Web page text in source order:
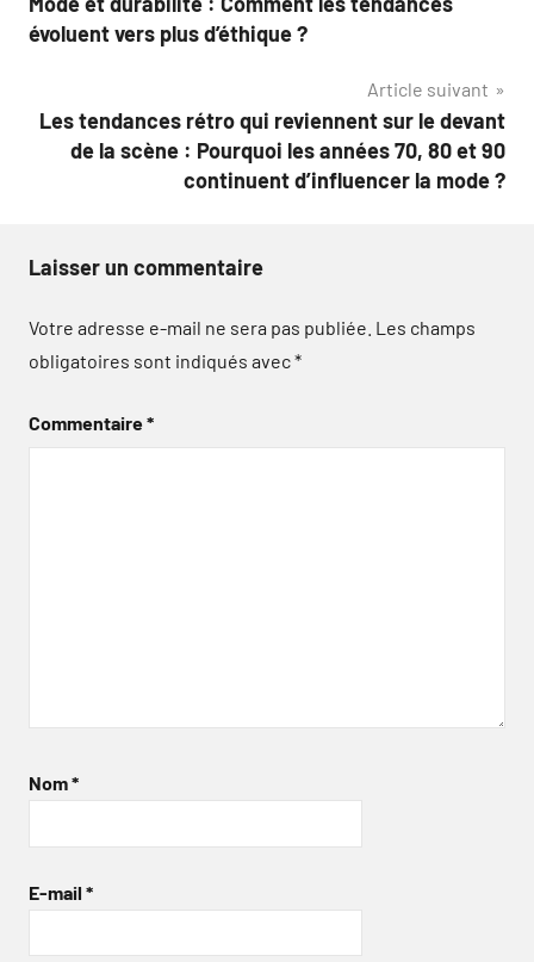
de
évoluent vers plus d’éthique ?
Article suivant
Les tendances rétro qui reviennent sur le devant
de la scène : Pourquoi les années 70, 80 et 90
continuent d’influencer la mode ?
Laisser un commentaire
Votre adresse e-mail ne sera pas publiée. Les champs
obligatoires sont indiqués avec*
Commentaire*
Nom*
E-mail *